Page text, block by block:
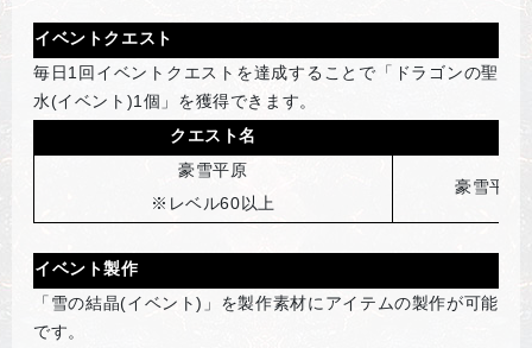
イベントクエスト
毎日1回イベントクエストを達成することで「ドラゴンの聖
水(イベント)1個」を獲得できます。
クエスト名
豪雪平原
※レベル60以上
豪雪平原
イベント製作
「雪の結晶(イベント)」を製作素材にアイテムの製作が可能
です。